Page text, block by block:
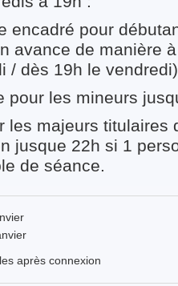
encadré pour
avance de manière
/ dès 19h le vendredi)
pour les mineurs
les majeurs titulaires
jusque 22h si 1
de séance.
après connexion